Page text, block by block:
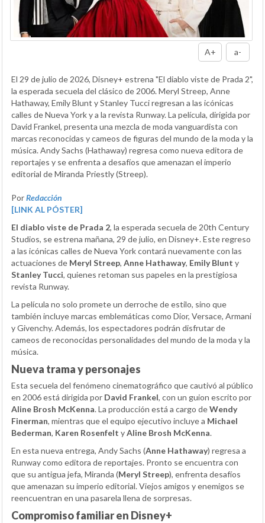
A+ a-
El 29 de julio de 2026, Disney+ estrena "El diablo viste de Prada 2",
la esperada secuela del clásico de 2006. Meryl Streep, Anne
Hathaway, Emily Blunt y Stanley Tucci regresan a las icónicas
calles de Nueva York y a la revista Runway. La película, dirigida por
David Frankel, presenta una mezcla de moda vanguardista con
marcas reconocidas y cameos de figuras del mundo de la moda y la
música. Andy Sachs (Hathaway) regresa como nueva editora de
reportajes y se enfrenta a desafíos que amenazan el imperio
editorial de Miranda Priestly (Streep).
PorRedacción
[LINK AL PÓSTER]
El diablo viste de Prada 2, la esperada secuela de 20th Century
Studios, se estrena mañana, 29 de julio, en Disney+. Este regreso
a las icónicas calles de Nueva York contará nuevamente con las
actuaciones de Meryl Streep, Anne Hathaway, Emily Blunt y
Stanley Tucci, quienes retoman sus papeles en la prestigiosa
revista Runway.
La película no solo promete un derroche de estilo, sino que
también incluye marcas emblemáticas como Dior, Versace, Armani
y Givenchy. Además, los espectadores podrán disfrutar de
cameos de reconocidas personalidades del mundo de la moda y la
música.
Nueva trama y personajes
Esta secuela del fenómeno cinematográfico que cautivó al público
en 2006 está dirigida por David Frankel, con un guion escrito por
Aline Brosh McKenna. La producción está a cargo deWendy
Finerman, mientras que el equipo ejecutivo incluye a Michael
Bederman, Karen Rosenfelt yAline Brosh McKenna.
En esta nueva entrega, Andy Sachs (Anne Hathaway) regresa a
Runway como editora de reportajes. Pronto se encuentra con
que su antigua jefa, Miranda (Meryl Streep), enfrenta desafíos
que amenazan su imperio editorial. Viejos amigos y enemigos se
reencuentran en una pasarela llena de sorpresas.
Compromiso familiar en Disney+